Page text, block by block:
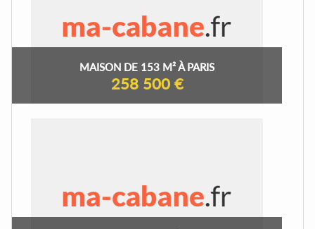
MAISON DE 153 M² À PARIS
258 500 €